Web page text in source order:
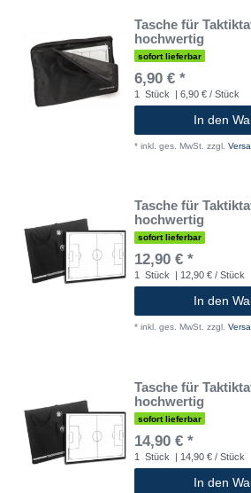
Tasche für
hochwertig
sofort lieferbar
6,90 € *
1 Stück | 6,90 € / Stück
In den
* inkl. ges. MwSt. zzgl.
Tasche für
hochwertig
sofort lieferbar
12,90 € *
1 Stück | 12,90 € / Stück
In den
* inkl. ges. MwSt. zzgl.
Tasche für
hochwertig
sofort lieferbar
14,90 € *
1 Stück | 14,90 € / Stück
In den